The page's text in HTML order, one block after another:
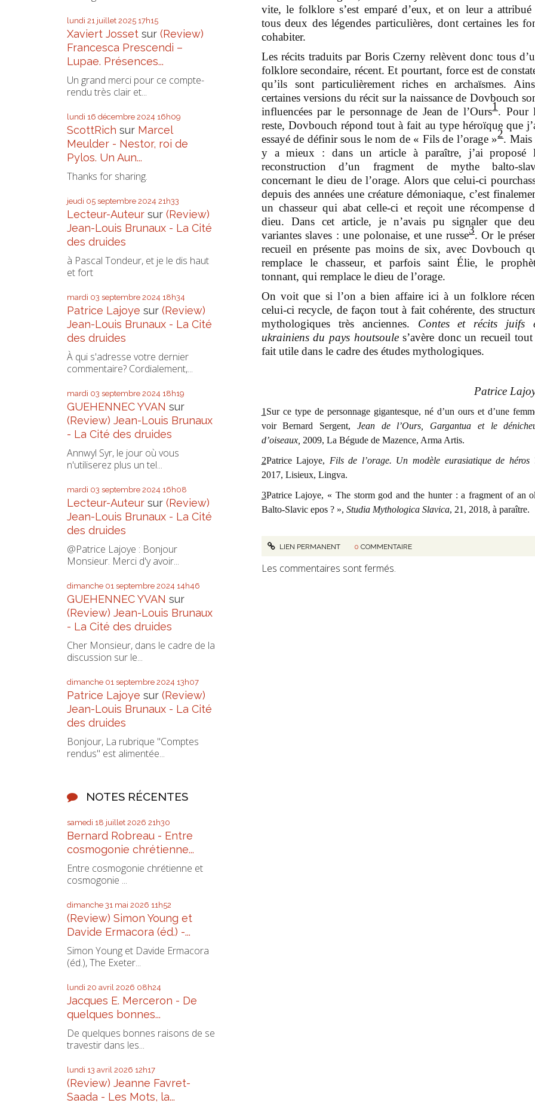
lundi 21 juillet 2025 17h15
Xaviert Josset sur (Review)
Francesca Prescendi –
Lupae. Présences...
Un grand merci pour ce compte-
rendu très clair et...
lundi 16 décembre 2024 16h09
ScottRich sur Marcel
Meulder - Nestor, roi de
Pylos. Un Aun...
Thanks for sharing.
jeudi 05 septembre 2024 21h33
Lecteur-Auteur sur (Review)
Jean-Louis Brunaux - La Cité
des druides
à Pascal Tondeur, et je le dis haut
et fort
mardi 03 septembre 2024 18h34
Patrice Lajoye sur (Review)
Jean-Louis Brunaux - La Cité
des druides
À qui s'adresse votre dernier
commentaire? Cordialement,...
mardi 03 septembre 2024 18h19
GUEHENNEC YVAN sur
(Review) Jean-Louis Brunaux
- La Cité des druides
Annwyl Syr, le jour où vous
n'utiliserez plus un tel...
mardi 03 septembre 2024 16h08
Lecteur-Auteur sur (Review)
Jean-Louis Brunaux - La Cité
des druides
@Patrice Lajoye : Bonjour
Monsieur. Merci d'y avoir...
dimanche 01 septembre 2024 14h46
GUEHENNEC YVAN sur
(Review) Jean-Louis Brunaux
- La Cité des druides
Cher Monsieur, dans le cadre de la
discussion sur le...
dimanche 01 septembre 2024 13h07
Patrice Lajoye sur (Review)
Jean-Louis Brunaux - La Cité
des druides
Bonjour, La rubrique "Comptes
rendus" est alimentée...
NOTES RÉCENTES
samedi 18 juillet 2026 21h30
Bernard Robreau - Entre
cosmogonie chrétienne...
Entre cosmogonie chrétienne et
cosmogonie ...
dimanche 31 mai 2026 11h52
(Review) Simon Young et
Davide Ermacora (éd.) -...
Simon Young et Davide Ermacora
(éd.), The Exeter...
lundi 20 avril 2026 08h24
Jacques E. Merceron - De
quelques bonnes...
De quelques bonnes raisons de se
travestir dans les...
lundi 13 avril 2026 12h17
(Review) Jeanne Favret-
Saada - Les Mots, la...
vite, le folklore s’est emparé d’eux, et on leur a attribué
tous deux des légendes particulières, dont certaines les
cohabiter.
Les récits traduits par Boris Czerny relèvent donc tous
folklore secondaire, récent. Et pourtant, force est de
qu’ils sont particulièrement riches en archaïsmes.
certaines versions du récit sur la naissance de Dovbouch
influencées par le personnage de Jean de l’Ours1. Pour
reste, Dovbouch répond tout à fait au type héroïque que
essayé de définir sous le nom de « Fils de l’orage »2. Mais
y a mieux : dans un article à paraître, j’ai proposé
reconstruction d’un fragment de mythe balto-
concernant le dieu de l’orage. Alors que celui-ci
depuis des années une créature démoniaque, c’est
un chasseur qui abat celle-ci et reçoit une récompense
dieu. Dans cet article, je n’avais pu signaler que
variantes slaves : une polonaise, et une russe3. Or le
recueil en présente pas moins de six, avec Dovbouch
remplace le chasseur, et parfois saint Élie, le
tonnant, qui remplace le dieu de l’orage.
On voit que si l’on a bien affaire ici à un folklore
celui-ci recycle, de façon tout à fait cohérente, des
mythologiques très anciennes. Contes et récits juifs
ukrainiens du pays houtsoules’avère donc un recueil tout
fait utile dans le cadre des études mythologiques.
Patrice
1 Sur ce type de personnage gigantesque, né d’un ours et d’une
voir Bernard Sergent, Jean de l’Ours, Gargantua et le
d’oiseaux, 2009, La Bégude de Mazence, Arma Artis.
2Patrice Lajoye, Fils de l’orage. Un modèle eurasiatique de héros
2017, Lisieux, Lingva.
3Patrice Lajoye, « The storm god and the hunter : a fragment of an
Balto-Slavic epos ? », Studia Mythologica Slavica, 21, 2018, à paraître.
LIEN PERMANENT 0 COMMENTAIRE
Les commentaires sont fermés.